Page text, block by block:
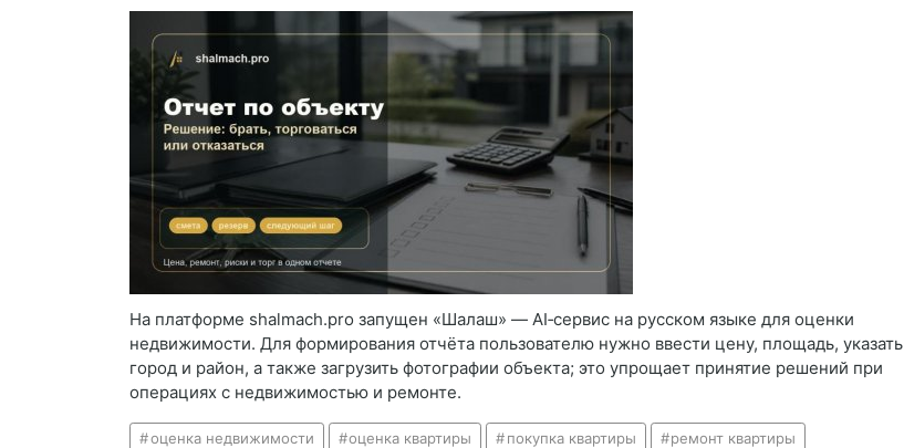
На платформе shalmach.pro запущен «Шалаш» — AI‑сервис на русском языке для оценки
недвижимости. Для формирования отчёта пользователю нужно ввести цену, площадь, указать
город и район, а также загрузить фотографии объекта; это упрощает принятие решений при
операциях с недвижимостью и ремонте.
оценка недвижимости оценка квартиры покупка квартиры ремонт квартиры